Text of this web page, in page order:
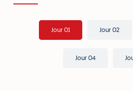
Jour 01 Jour 02
Jour 04